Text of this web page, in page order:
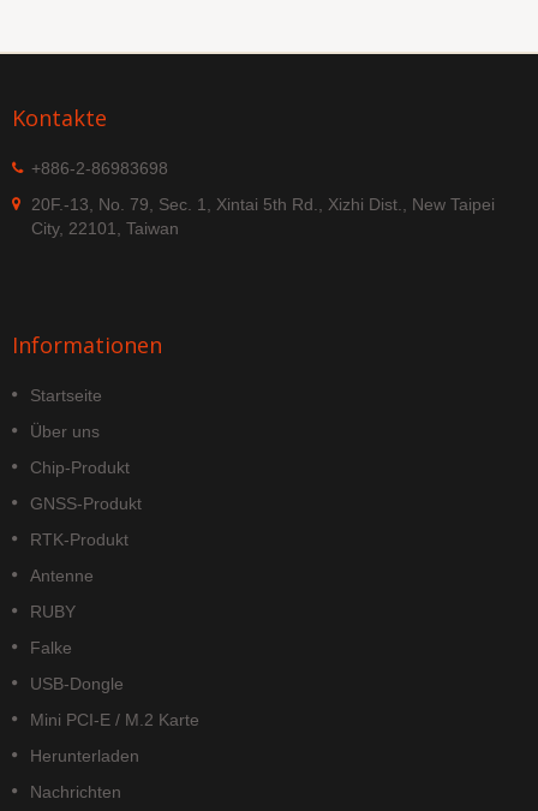
Kontakte
+886-2-86983698
20F.-13, No. 79, Sec. 1, Xintai 5th Rd., Xizhi Dist., New Taipei
City, 22101, Taiwan
Informationen
Startseite
Über uns
Chip-Produkt
GNSS-Produkt
RTK-Produkt
Antenne
RUBY
Falke
USB-Dongle
Mini PCI-E / M.2 Karte
Herunterladen
Nachrichten